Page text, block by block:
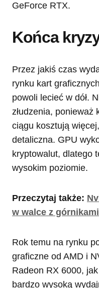
GeForce RTX.
Końca
Przez jakiś czas
rynku kart
powoli lecieć w dół.
złudzenia, ponieważ
ciągu kosztują
detaliczna. GPU
kryptowalut, dlatego
wysokim poziomie.
Przeczytaj także:
w walce z
Rok temu na rynku
graficzne od AMD i
Radeon RX 6000,
bardzo wysoką